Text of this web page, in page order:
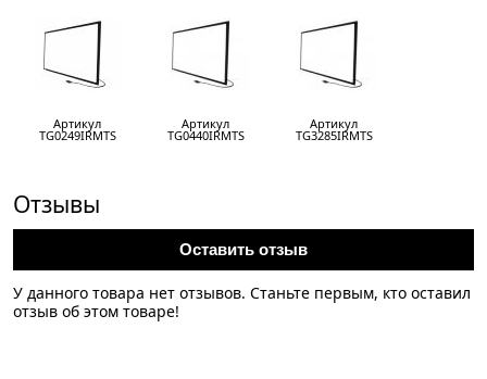
Артикул
TG0249IRMTS
Артикул
TG0440IRMTS
Артикул
TG3285IRMTS
Отзывы
Оставить отзыв
У данного товара нет отзывов. Станьте первым, кто оставил
отзыв об этом товаре!